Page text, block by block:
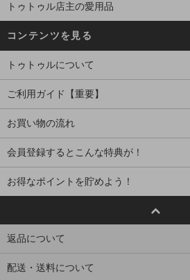
トゥトゥル店主の愛用品
コンテンツを見る
トゥトゥルについて
ご利用ガイド【重要】
お買い物の流れ
会員登録するとこんな特典が！
お得なポイントを貯めよう！
返品について
配送・送料について